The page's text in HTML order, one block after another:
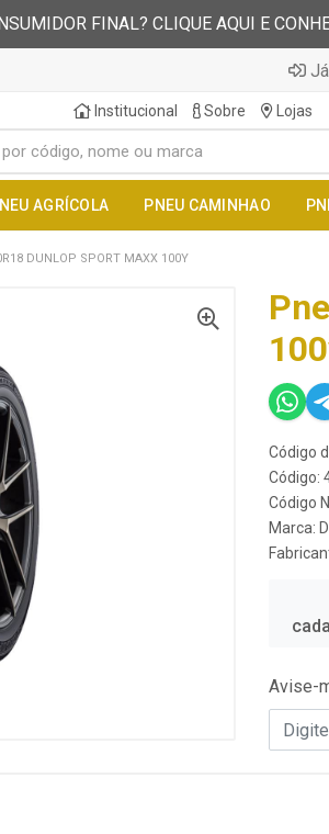
FINAL? CLIQUE AQUI E
Institucional Sobre Lojas
AGRÍCOLA PNEU CAMINHAO
DUNLOP SPORT MAXX 100Y
Código
Código:
Código
Marca:
Avise-